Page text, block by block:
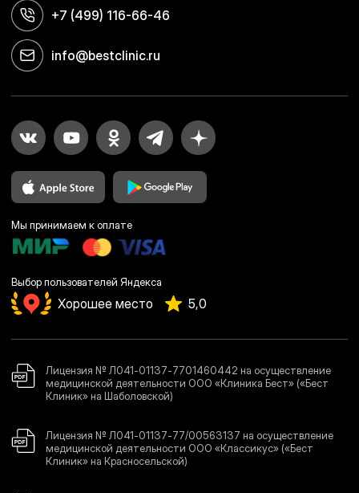
+7 (499) 116-66-46
info@bestclinic.ru
Мы принимаем к оплате
Выбор пользователей Яндекса
Хорошее место 5,0
Лицензия № Л041-01137-7701460442 на осуществление
медицинской деятельности ООО «Клиника Бест» («Бест
Клиник» на Шаболовской)
Лицензия № Л041-01137-77/00563137 на осуществление
медицинской деятельности ООО «Классикус» («Бест
Клиник» на Красносельской)